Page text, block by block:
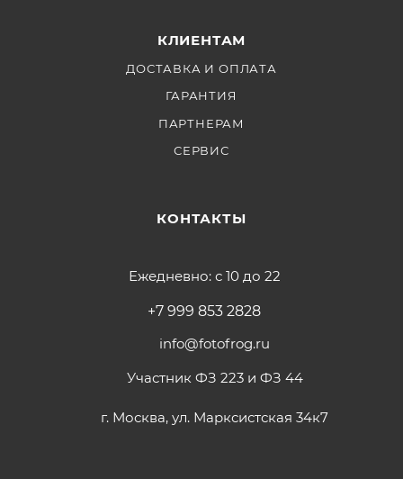
КЛИЕНТАМ
ДОСТАВКА И ОПЛАТА
ГАРАНТИЯ
ПАРТНЕРАМ
СЕРВИС
КОНТАКТЫ
Ежедневно: с 10 до 22
+7 999 853 2828
info@fotofrog.ru
Участник ФЗ 223 и ФЗ 44
г. Москва, ул. Марксистская 34к7